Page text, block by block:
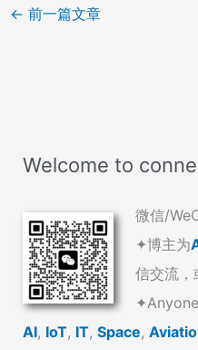
← 前一篇文章
Welcome to
微信/
✦博主为
信交流，
AI, IoT, IT, Space,